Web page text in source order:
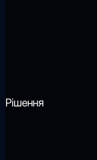
Рішення